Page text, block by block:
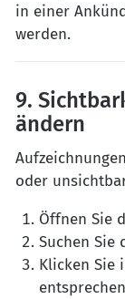
in einer
werden.
9.
ändern
oder
Öffnen Sie
Suchen Sie
Klicken Sie